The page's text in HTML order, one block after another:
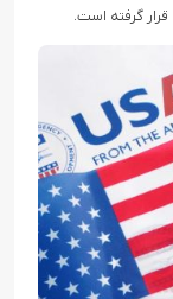
گرفته است.